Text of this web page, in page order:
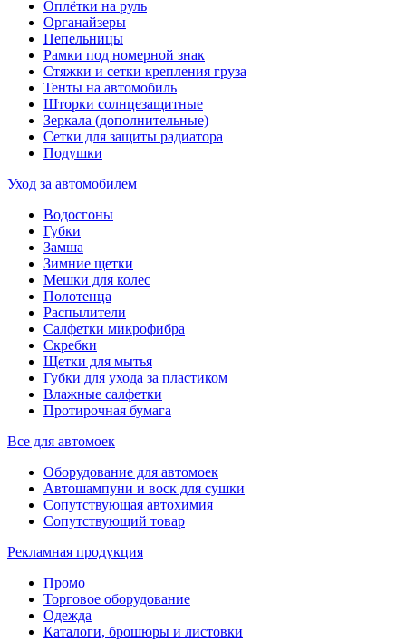
Оплётки на руль
Органайзеры
Пепельницы
Рамки под номерной знак
Стяжки и сетки крепления груза
Тенты на автомобиль
Шторки солнцезащитные
Зеркала (дополнительные)
Сетки для защиты радиатора
Подушки
Уход за автомобилем
Водосгоны
Губки
Замша
Зимние щетки
Мешки для колес
Полотенца
Распылители
Салфетки микрофибра
Скребки
Щетки для мытья
Губки для ухода за пластиком
Влажные салфетки
Протирочная бумага
Все для автомоек
Оборудование для автомоек
Автошампуни и воск для сушки
Сопутствующая автохимия
Сопутствующий товар
Рекламная продукция
Промо
Торговое оборудование
Одежда
Каталоги, брошюры и листовки